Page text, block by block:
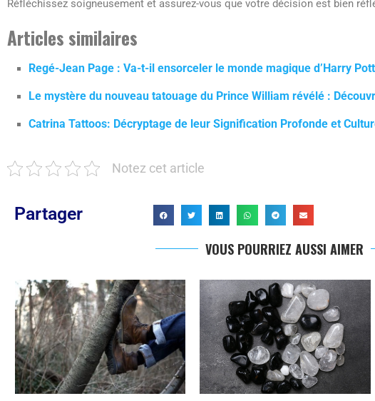
Réfléchissez soigneusement et assurez-vous que votre décision est bien
Articles similaires
Regé-Jean Page : Va-t-il ensorceler le monde magique d’Harry
Le mystère du nouveau tatouage du Prince William révélé :
Catrina Tattoos: Décryptage de leur Signification Profonde et
Notez cet article
Partager
VOUS POURRIEZ AUSSI AIMER